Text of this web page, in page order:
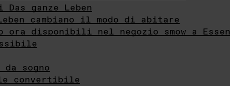
ganze Leben
cambiano il modo di abitare
ora disponibili nel negozio smow a Essen
da sogno
convertibile